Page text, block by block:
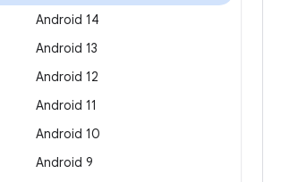
Android 14
Android 13
Android 12
Android 11
Android 10
Android 9